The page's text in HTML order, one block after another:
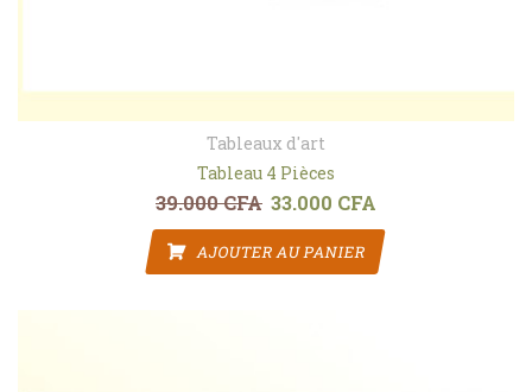
Tableaux d'art
Tableau 4 Pièces
39.000CFA Le prix initial était : 39.000 CFA.
33.000 CFA
AJOUTER AU PANIER